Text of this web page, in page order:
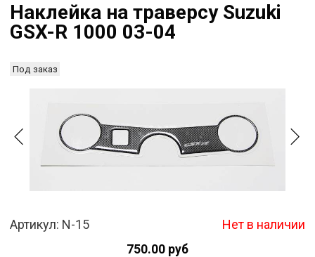
Наклейка на траверсу Suzuki
GSX-R 1000 03-04
Под заказ
Артикул: N-15 Нет в наличии
750.00 руб